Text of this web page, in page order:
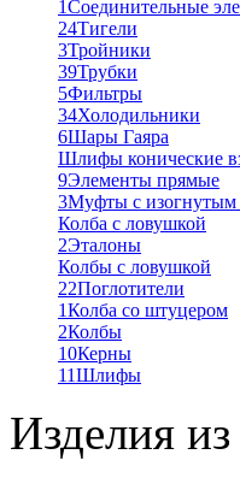
1Соединительные
24Тигели
3Тройники
39Трубки
5Фильтры
34Холодильники
6Шары Гаяра
Шлифы конические
9Элементы прямые
3Муфты с изогнутым
Колба с ловушкой
2Эталоны
Колбы с ловушкой
22Поглотители
1Колба со штуцером
2Колбы
10Керны
11Шлифы
Изделия